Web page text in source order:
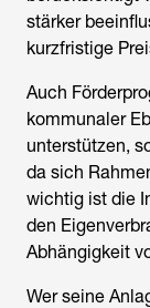
stärker
kurzfristige
Auch
kommunaler
unterstützen,
da sich
wichtig ist die
den
Abhängigkeit
Wer seine